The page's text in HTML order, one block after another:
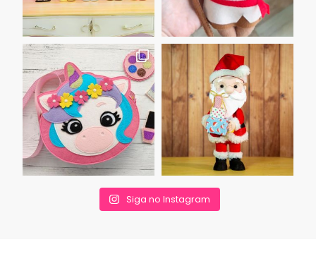
Siga no Instagram